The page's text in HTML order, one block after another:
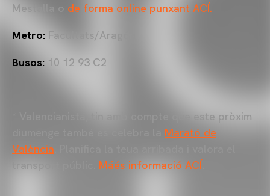
Mestalla o de forma online punxant ACÍ.
Metro: Facultats/Aragón
Busos: 10 12 93 C2
* Valencianista, tin amb compte que este pròxim
Marató de
València
transport públic. Máés informació ACÍ